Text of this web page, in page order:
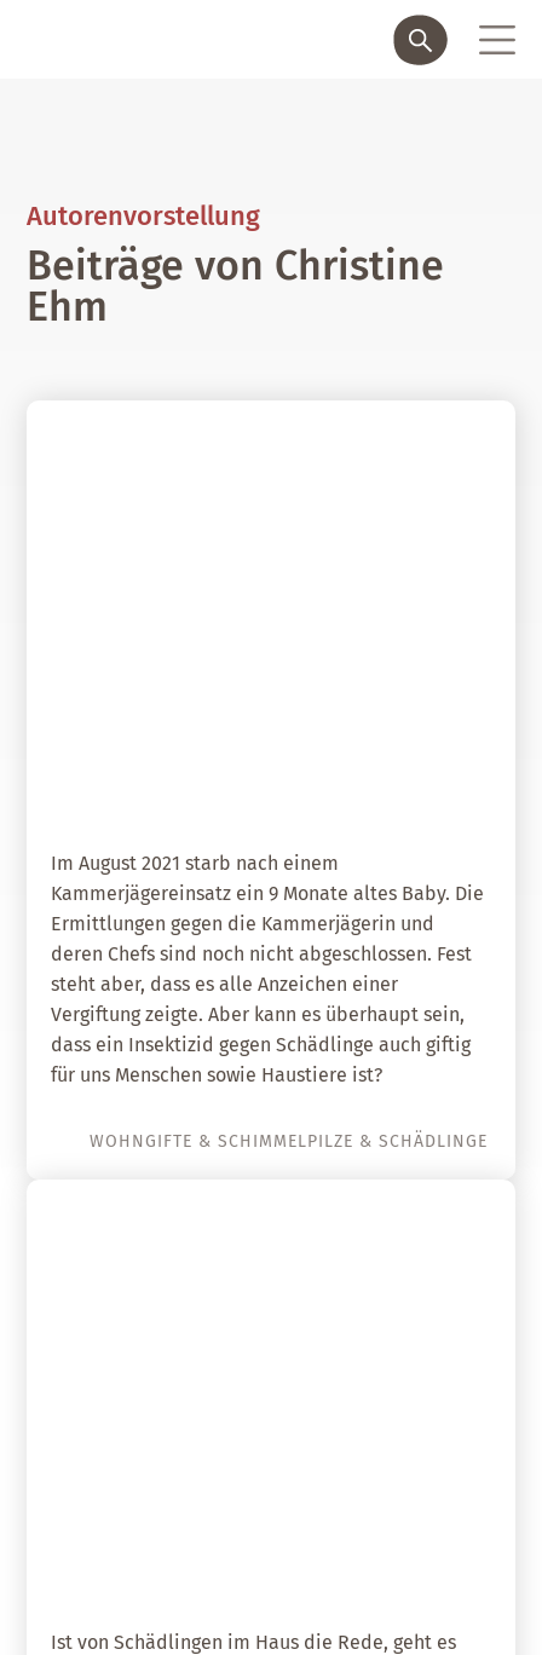
Autorenvorstellung
Beiträge von Christine
Ehm
Im August 2021 starb nach einem
Kammerjägereinsatz ein 9 Monate altes Baby. Die
Ermittlungen gegen die Kammerjägerin und
deren Chefs sind noch nicht abgeschlossen. Fest
steht aber, dass es alle Anzeichen einer
Vergiftung zeigte. Aber kann es überhaupt sein,
dass ein Insektizid gegen Schädlinge auch giftig
für uns Menschen sowie Haustiere ist?
WOHNGIFTE & SCHIMMELPILZE & SCHÄDLINGE
Ist von Schädlingen im Haus die Rede, geht es